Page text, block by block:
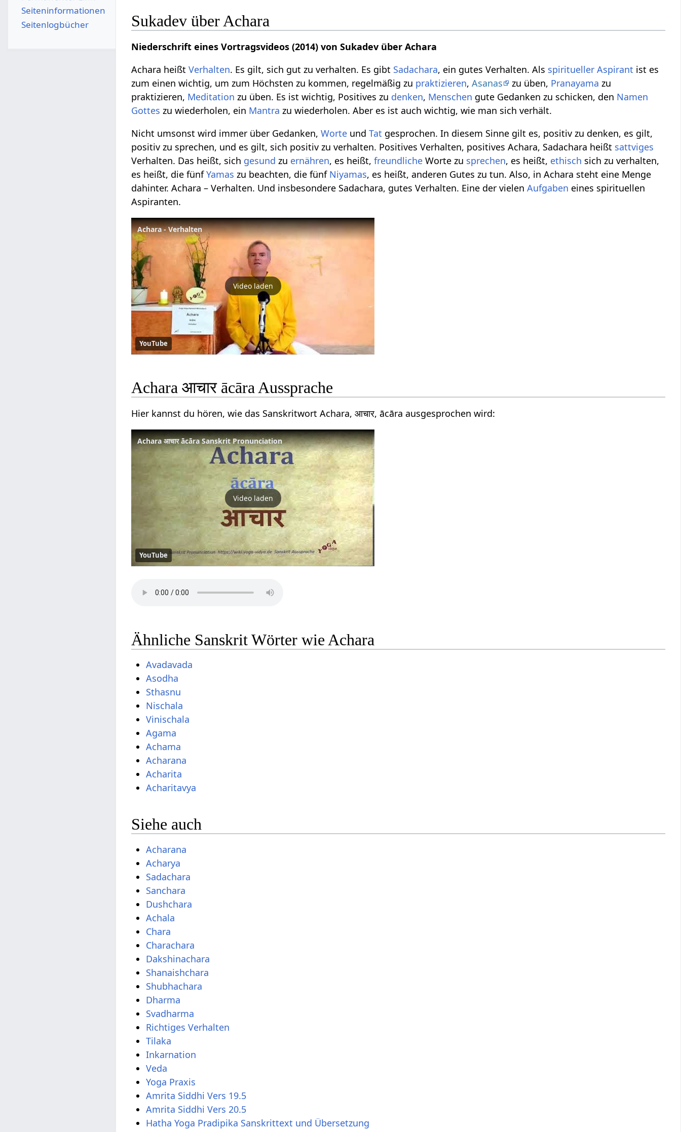
Sukadev über Achara
Niederschrift eines Vortragsvideos (2014) von Sukadev über Achara
Achara heißtVerhalten. Es gilt, sich gut zu verhalten. Es gibt Sadachara, ein gutes Verhalten. Als spiritueller Aspirant ist es
zum einen wichtig, um zum Höchsten zu kommen, regelmäßig zu praktizieren,Asanas zu üben, Pranayama zu
praktizieren, Meditation zu üben. Es ist wichtig, Positives zu denken, Menschen gute Gedanken zu schicken, den Namen
Gottes zu wiederholen, ein Mantra zu wiederholen. Aber es ist auch wichtig, wie man sich verhält.
Nicht umsonst wird immer über Gedanken,Worte undTat gesprochen. In diesem Sinne gilt es, positiv zu denken, es gilt,
positiv zu sprechen, und es gilt, sich positiv zu verhalten. Positives Verhalten, positives Achara, Sadachara heißt sattviges
Verhalten. Das heißt, sich gesund zu ernähren, es heißt,freundliche Worte zu sprechen, es heißt, ethisch sich zu verhalten,
es heißt, die fünfYamas zu beachten, die fünf Niyamas, es heißt, anderen Gutes zu tun. Also, in Achara steht eine Menge
dahinter. Achara – Verhalten. Und insbesondere Sadachara, gutes Verhalten. Eine der vielenAufgaben eines spirituellen
Aspiranten.
Achara - Verhalten
Video laden
YouTube
Achara आचार ācāra Aussprache
Hier kannst du hören, wie das Sanskritwort Achara, आचार, ācāra ausgesprochen wird:
Achara आचार ācāra Sanskrit Pronunciation
Video laden
YouTube
Ähnliche Sanskrit Wörter wie Achara
Avadavada
Asodha
Sthasnu
Nischala
Vinischala
Agama
Achama
Acharana
Acharita
Acharitavya
Siehe auch
Acharana
Acharya
Sadachara
Sanchara
Dushchara
Achala
Chara
Charachara
Dakshinachara
Shanaishchara
Shubhachara
Dharma
Svadharma
Richtiges Verhalten
Tilaka
Inkarnation
Veda
Yoga Praxis
Amrita Siddhi Vers 19.5
Amrita Siddhi Vers 20.5
Hatha Yoga Pradipika Sanskrittext und Übersetzung
Seiten­­informationen
Seitenlogbücher